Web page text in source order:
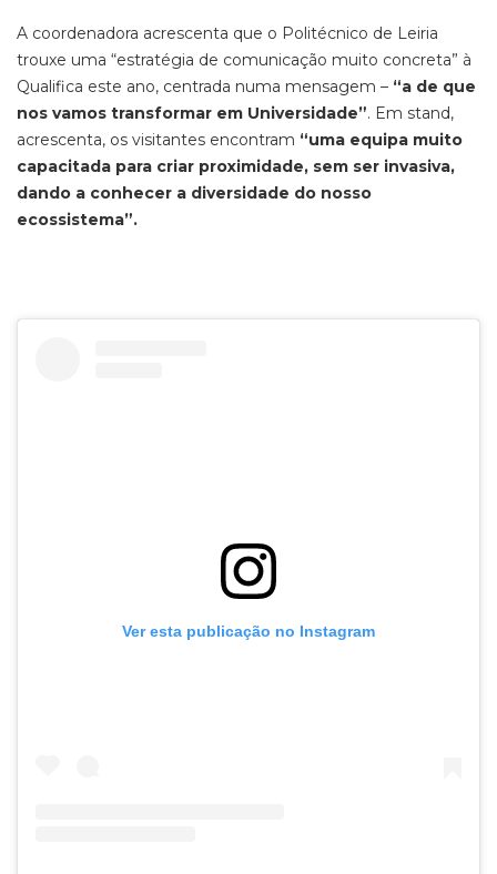
A coordenadora acrescenta que o Politécnico de Leiria
trouxe uma “estratégia de comunicação muito concreta” à
Qualifica este ano, centrada numa mensagem – “a de que
nos vamos transformar em Universidade”. Em stand,
acrescenta, os visitantes encontram “uma equipa muito
capacitada para criar proximidade, sem ser invasiva,
dando a conhecer a diversidade do nosso
ecossistema”.
Ver esta publicação no Instagram